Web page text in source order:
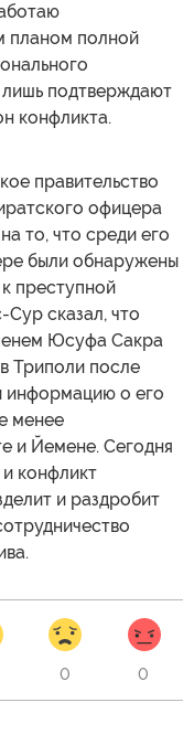
планом полной
подтверждают
конфликта.
правительство
офицера
то, что среди его
были обнаружены
преступной
сказал, что
Юсуфа Сакра
Триполи после
информацию о его
менее
и Йемене. Сегодня
и конфликт
и раздробит
0 0